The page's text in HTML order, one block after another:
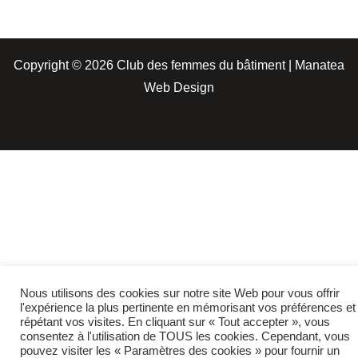
Copyright © 2026 Club des femmes du bâtiment | Manatea
Web Design
Nous utilisons des cookies sur notre site Web pour vous offrir
l'expérience la plus pertinente en mémorisant vos préférences et
répétant vos visites. En cliquant sur « Tout accepter », vous
consentez à l'utilisation de TOUS les cookies. Cependant, vous
pouvez visiter les « Paramètres des cookies » pour fournir un